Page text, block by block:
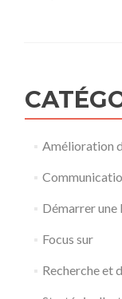
Amélioration
Démarrer une
Focus sur
Recherche et